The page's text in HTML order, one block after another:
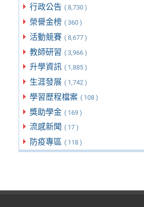
行政公告 ( 8,730 )
榮譽金榜 ( 360 )
活動競賽 ( 8,677 )
教師研習 ( 3,966 )
升學資訊 ( 1,885 )
生涯發展 ( 1,742 )
學習歷程檔案 ( 108 )
獎助學金 ( 169 )
流感新聞 ( 17 )
防疫專區 ( 118 )